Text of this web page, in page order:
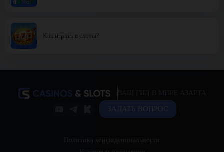
Как играть в слоты?
ЗАДАТЬ ВОПРОС
Политика конфиденциальности